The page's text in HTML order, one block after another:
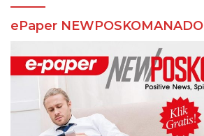
ePaper NEWPOSKOMANADO